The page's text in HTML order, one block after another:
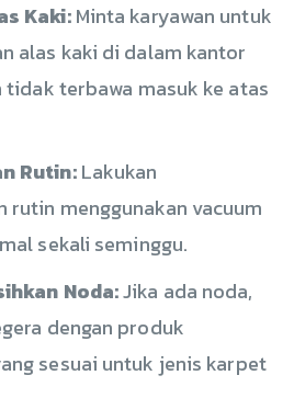
Kaki:Minta karyawan untuk
alas kaki di dalam kantor
tidak terbawa masuk ke atas
Rutin:Lakukan
rutin menggunakan vacuum
sekali seminggu.
Noda:Jika ada noda,
dengan produk
sesuai untuk jenis karpet